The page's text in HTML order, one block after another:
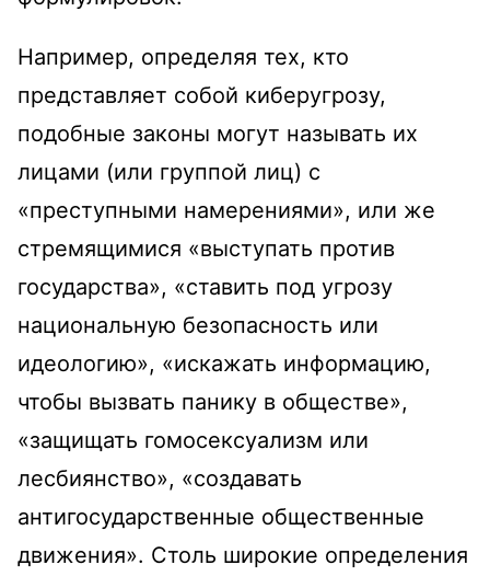
Например, определяя тех, кто
представляет собой киберугрозу,
подобные законы могут называть их
лицами (или группой лиц) с
«преступными намерениями», или же
стремящимися «выступать против
государства», «ставить под угрозу
национальную безопасность или
идеологию», «искажать информацию,
чтобы вызвать панику в обществе»,
«защищать гомосексуализм или
лесбиянство», «создавать
антигосударственные общественные
движения». Столь широкие определения